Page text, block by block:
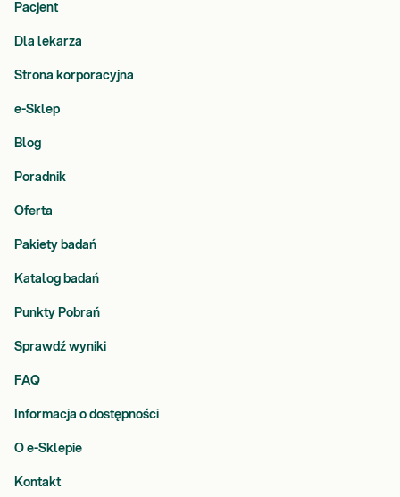
Pacjent
Dla lekarza
Strona korporacyjna
e-Sklep
Blog
Poradnik
Oferta
Pakiety badań
Katalog badań
Punkty Pobrań
Sprawdź wyniki
FAQ
Informacja o dostępności
O e-Sklepie
Kontakt